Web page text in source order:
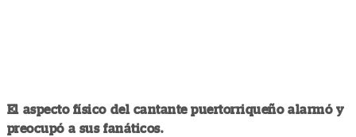
El aspecto físico del cantante puertorriqueño alarmó y
preocupó a sus fanáticos.